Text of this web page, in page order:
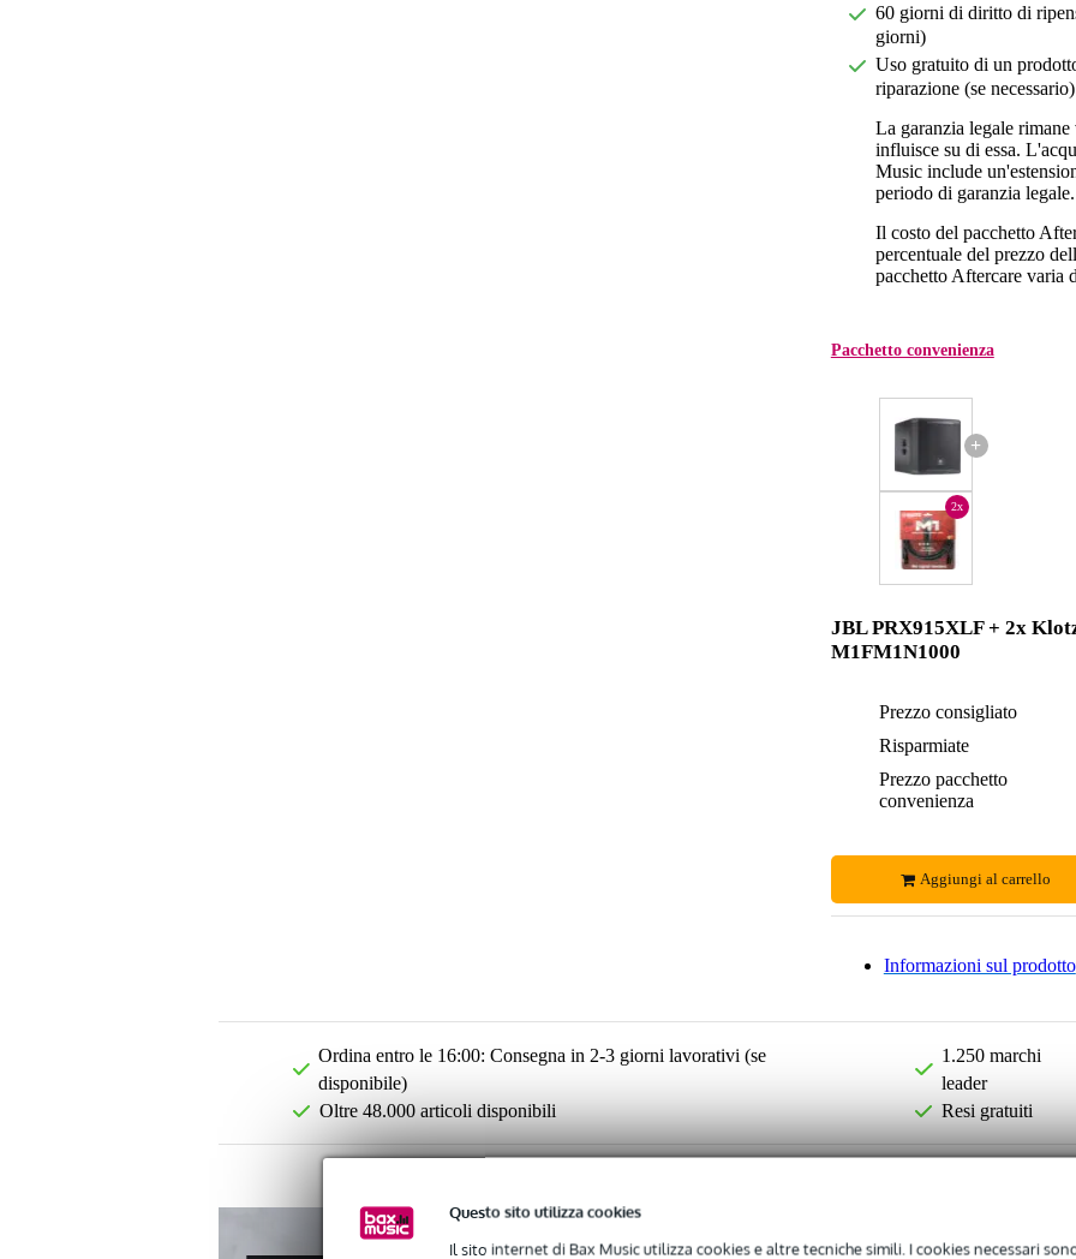
Questo sito utilizza cookies
Il sito internet di Bax Music utilizza cookies e altre tecniche simili. I cookies necessari
60 giorni di diritto di
giorni)
Uso gratuito di un
riparazione (se necessario)
La garanzia legale
influisce su di essa.
Music include
periodo di garanzia legale.
Il costo del pacchetto
percentuale del prezzo
pacchetto Aftercare varia
Pacchetto convenienza
+
2x
JBL PRX915XLF + 2x
M1FM1N1000
Prezzo consigliato
Risparmiate
Prezzo pacchetto
convenienza
Aggiungi al carrello
Informazioni sul prodotto
Ordina entro le 16:00: Consegna in 2-3 giorni lavorativi (se
disponibile)
Oltre 48.000 articoli disponibili
1.250 marchi
leader
Resi gratuiti